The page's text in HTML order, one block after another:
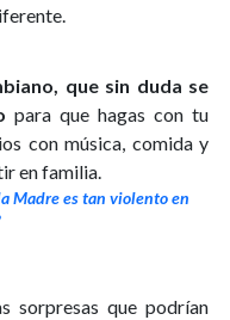
que sin duda se
para que hagas con tu
con música, comida y
en familia.
Madre es tan violento en
sorpresas que podrían